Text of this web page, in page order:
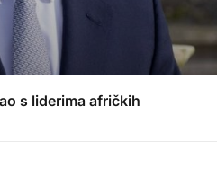
s liderima afričkih